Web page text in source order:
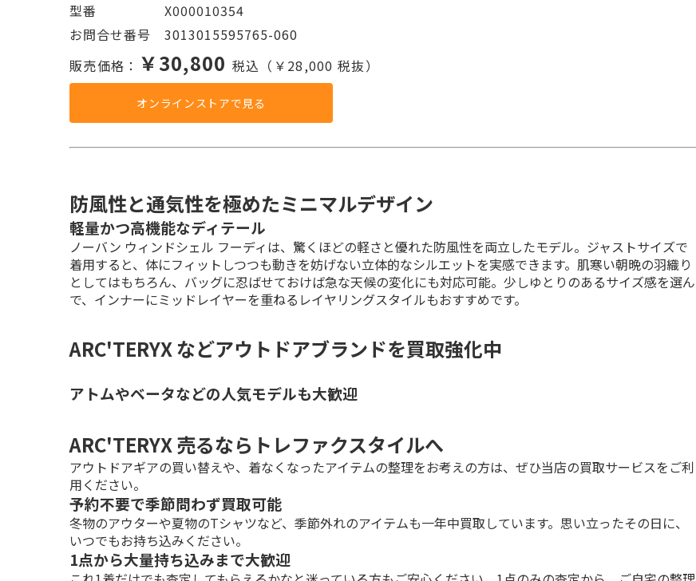
型番     X000010354
お問合せ番号 3013015595765-060
販売価格： ￥30,800 税込（￥28,000 税抜）
オンラインストアで見る
防風性と通気性を極めたミニマルデザイン
軽量かつ高機能なディテール
ノーバン ウィンドシェル フーディは、驚くほどの軽さと優れた防風性を両立したモデル。ジャストサイズで
着用すると、体にフィットしつつも動きを妨げない立体的なシルエットを実感できます。肌寒い朝晩の羽織り
としてはもちろん、バッグに忍ばせておけば急な天候の変化にも対応可能。少しゆとりのあるサイズ感を選ん
で、インナーにミッドレイヤーを重ねるレイヤリングスタイルもおすすめです。
ARC'TERYX などアウトドアブランドを買取強化中
アトムやベータなどの人気モデルも大歓迎
ARC'TERYX 売るならトレファクスタイルへ
アウトドアギアの買い替えや、着なくなったアイテムの整理をお考えの方は、ぜひ当店の買取サービスをご利
用ください。
予約不要で季節問わず買取可能
冬物のアウターや夏物のTシャツなど、季節外れのアイテムも一年中買取しています。思い立ったその日に、
いつでもお持ち込みください。
1点から大量持ち込みまで大歓迎